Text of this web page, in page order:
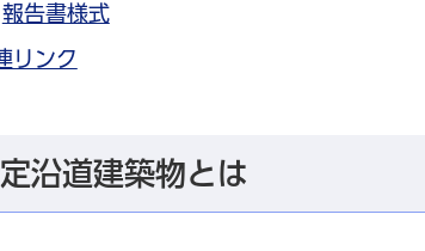
報告書様式
リンク
沿道建築物とは